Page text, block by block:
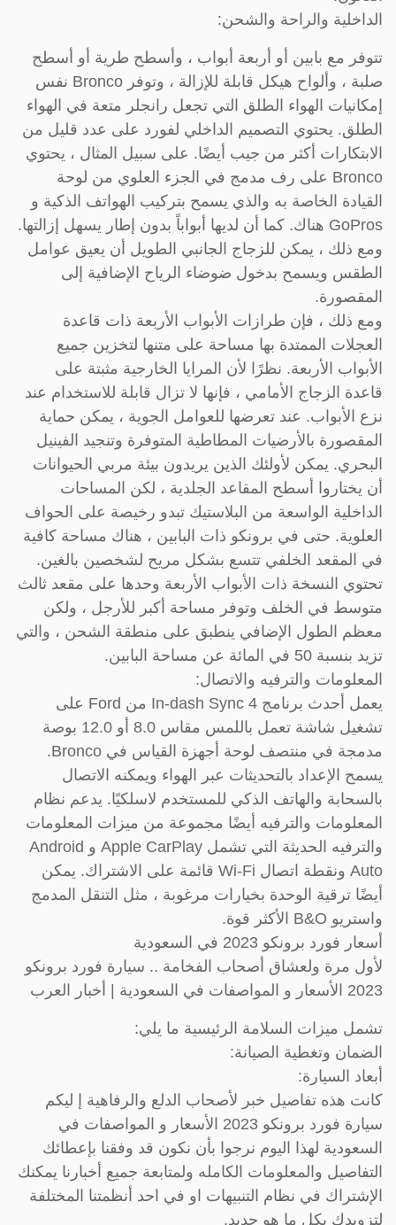
الداخلية والراحة والشحن:
تتوفر مع بابين أو أربعة أبواب ، وأسطح طرية أو أسطح
صلبة ، وألواح هيكل قابلة للإزالة ، وتوفر Bronco نفس
إمكانيات الهواء الطلق التي تجعل رانجلر متعة في الهواء
الطلق. يحتوي التصميم الداخلي لفورد على عدد قليل من
الابتكارات أكثر من جيب أيضًا. على سبيل المثال ، يحتوي
Bronco على رف مدمج في الجزء العلوي من لوحة
القيادة الخاصة به والذي يسمح بتركيب الهواتف الذكية و
GoPros هناك. كما أن لديها أبواباً بدون إطار يسهل إزالتها.
ومع ذلك ، يمكن للزجاج الجانبي الطويل أن يعيق عوامل
الطقس ويسمح بدخول ضوضاء الرياح الإضافية إلى
المقصورة.
ومع ذلك ، فإن طرازات الأبواب الأربعة ذات قاعدة
العجلات الممتدة بها مساحة على متنها لتخزين جميع
الأبواب الأربعة. نظرًا لأن المرايا الخارجية مثبتة على
قاعدة الزجاج الأمامي ، فإنها لا تزال قابلة للاستخدام عند
نزع الأبواب. عند تعرضها للعوامل الجوية ، يمكن حماية
المقصورة بالأرضيات المطاطية المتوفرة وتنجيد الفينيل
البحري. يمكن لأولئك الذين يريدون بيئة مربي الحيوانات
أن يختاروا أسطح المقاعد الجلدية ، لكن المساحات
الداخلية الواسعة من البلاستيك تبدو رخيصة على الحواف
العلوية. حتى في برونكو ذات البابين ، هناك مساحة كافية
في المقعد الخلفي تتسع بشكل مريح لشخصين بالغين.
تحتوي النسخة ذات الأبواب الأربعة وحدها على مقعد ثالث
متوسط في الخلف وتوفر مساحة أكبر للأرجل ، ولكن
معظم الطول الإضافي ينطبق على منطقة الشحن ، والتي
تزيد بنسبة 50 في المائة عن مساحة البابين.
المعلومات والترفيه والاتصال:
يعمل أحدث برنامج In-dash Sync 4 من Ford على
تشغيل شاشة تعمل باللمس مقاس 8.0 أو 12.0 بوصة
مدمجة في منتصف لوحة أجهزة القياس في Bronco.
يسمح الإعداد بالتحديثات عبر الهواء ويمكنه الاتصال
بالسحابة والهاتف الذكي للمستخدم لاسلكيًا. يدعم نظام
المعلومات والترفيه أيضًا مجموعة من ميزات المعلومات
والترفيه الحديثة التي تشمل Apple CarPlay و Android
Auto ونقطة اتصال Wi-Fi قائمة على الاشتراك. يمكن
أيضًا ترقية الوحدة بخيارات مرغوبة ، مثل التنقل المدمج
واستريو B&O الأكثر قوة.
أسعار فورد برونكو 2023 في السعودية
لأول مرة ولعشاق أصحاب الفخامة .. سيارة فورد برونكو
2023 الأسعار و المواصفات في السعودية | أخبار العرب
تشمل ميزات السلامة الرئيسية ما يلي:
الضمان وتغطية الصيانة:
أبعاد السيارة:
كانت هذه تفاصيل خبر لأصحاب الدلع والرفاهية إ ليكم
سيارة فورد برونكو 2023 الأسعار و المواصفات في
السعودية لهذا اليوم نرجوا بأن نكون قد وفقنا بإعطائك
التفاصيل والمعلومات الكامله ولمتابعة جميع أخبارنا يمكنك
الإشتراك في نظام التنبيهات او في احد أنظمتنا المختلفة
لتزويدك بكل ما هو جديد.